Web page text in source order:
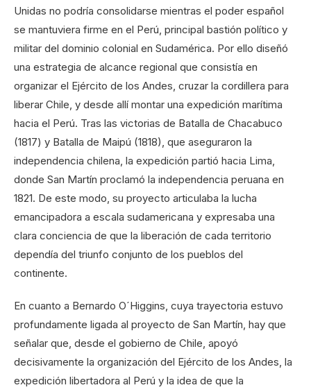
Unidas no podría consolidarse mientras el poder español
se mantuviera firme en el Perú, principal bastión político y
militar del dominio colonial en Sudamérica. Por ello diseñó
una estrategia de alcance regional que consistía en
organizar el Ejército de los Andes, cruzar la cordillera para
liberar Chile, y desde allí montar una expedición marítima
hacia el Perú. Tras las victorias de Batalla de Chacabuco
(1817) y Batalla de Maipú (1818), que aseguraron la
independencia chilena, la expedición partió hacia Lima,
donde San Martín proclamó la independencia peruana en
1821. De este modo, su proyecto articulaba la lucha
emancipadora a escala sudamericana y expresaba una
clara conciencia de que la liberación de cada territorio
dependía del triunfo conjunto de los pueblos del
continente.
En cuanto a Bernardo O´Higgins, cuya trayectoria estuvo
profundamente ligada al proyecto de San Martín, hay que
señalar que, desde el gobierno de Chile, apoyó
decisivamente la organización del Ejército de los Andes, la
expedición libertadora al Perú y la idea de que la